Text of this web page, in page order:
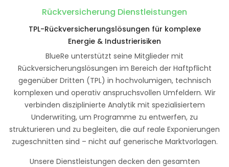
Rückversicherung Dienstleistungen
TPL-Rückversicherungslösungen für komplexe
Energie & Industrierisiken
BlueRe unterstützt seine Mitglieder mit
Rückversicherungslösungen im Bereich der Haftpflicht
gegenüber Dritten (TPL) in hochvolumigen, technisch
komplexen und operativ anspruchsvollen Umfeldern. Wir
verbinden disziplinierte Analytik mit spezialisiertem
Underwriting, um Programme zu entwerfen, zu
strukturieren und zu begleiten, die auf reale Exponierungen
zugeschnitten sind – nicht auf generische Marktvorlagen.
Unsere Dienstleistungen decken den gesamten